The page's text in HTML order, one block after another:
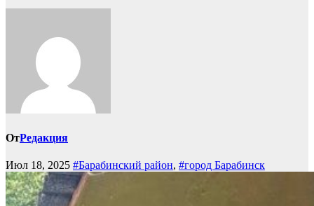
ОтРедакция
Июл 18, 2025 #Барабинский район, #город Барабинск